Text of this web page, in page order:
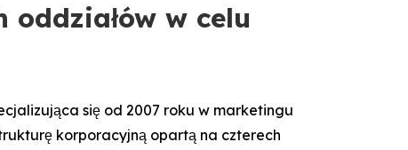
oddziałów w celu
się od 2007 roku w marketingu
korporacyjną opartą na czterech